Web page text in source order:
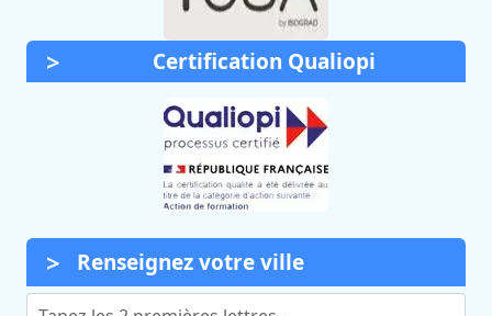
Certification Qualiopi
Renseignez votre ville